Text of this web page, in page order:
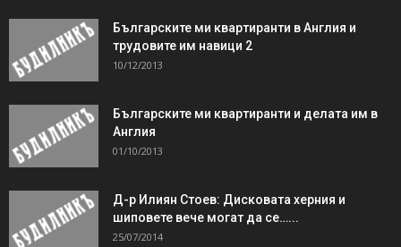
Българските ми квартиранти в Англия и
трудовите им навици 2
10/12/2013
Българските ми квартиранти и делата им в
Англия
01/10/2013
Д-р Илиян Стоев: Дисковата херния и
шиповете вече могат да се…...
25/07/2014